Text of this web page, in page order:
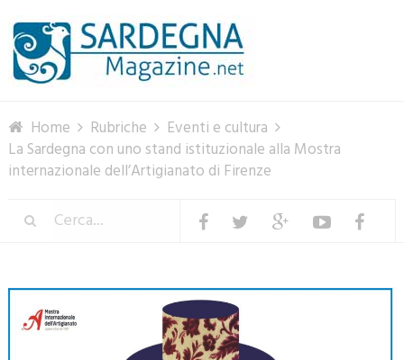
Home Rubriche
Eventi e cultura
La Sardegna con uno stand istituzionale alla Mostra
internazionale dell’Artigianato di Firenze